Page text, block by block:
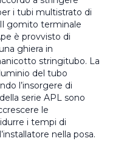
i tubi multistrato di
gomito terminale
è provvisto di
ghiera in
stringitubo. La
del tubo
l’insorgere di
serie APL sono
le
i tempi di
nella posa.